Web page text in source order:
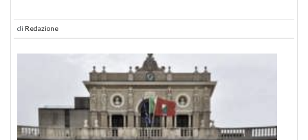
di Redazione